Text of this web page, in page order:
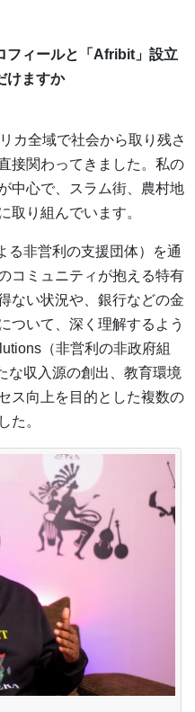
フィールと「Afribit」設立
けますか
カ全域で社会から取り残さ
接関わってきました。私の
中心で、スラム街、農村地
取り組んでいます。
る非営利の支援団体）を通
コミュニティが抱える特有
ない状況や、銀行などの金
ついて、深く理解するよう
（非営利の非政府組
な収入源の創出、教育環境
ス向上を目的とした複数の
た。